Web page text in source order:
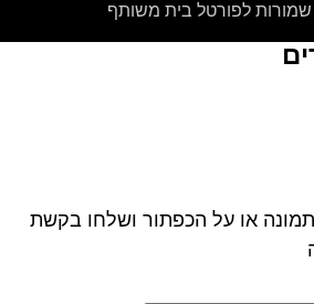
שמורות לפורטל בית משותף
או על הכפתור ושלחו בקשת